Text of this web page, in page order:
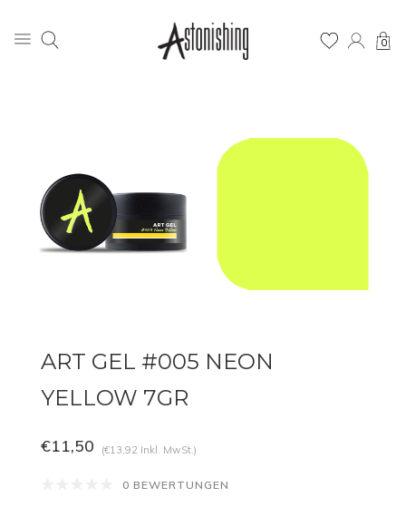
0
ART GEL #005 NEON
YELLOW 7GR
€11,50 (€13,92 Inkl. MwSt.)
0 BEWERTUNGEN